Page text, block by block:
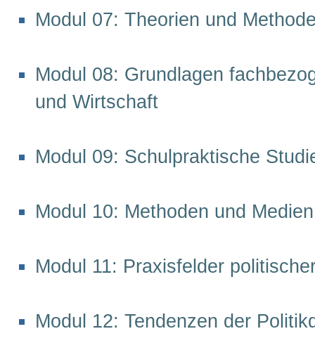
Modul 07: Theorien und
Modul 08: Grundlagen
und Wirtschaft
Modul 09: Schulpraktische
Modul 10: Methoden und
Modul 11: Praxisfelder
Modul 12: Tendenzen der